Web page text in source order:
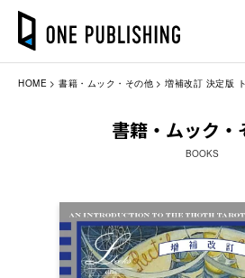
HOME 書籍・ムック・その他 増補改訂 決定版
書籍・ムック・
BOOKS